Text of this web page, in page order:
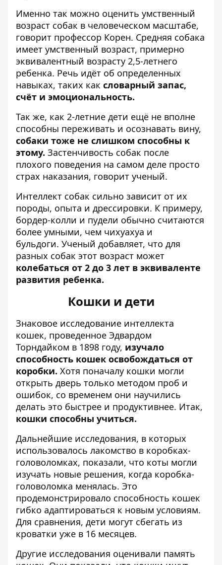
Именно так можно оценить умственный
возраст собак в человеческом масштабе,
говорит профессор Корен. Средняя собака
имеет умственный возраст, примерно
эквивалентный возрасту 2,5-летнего
ребенка. Речь идёт об определенных
навыках, таких как словарный запас,
счёт и эмоциональность.
Так же, как 2-летние дети ещё не вполне
способны переживать и осознавать вину,
собаки тоже не слишком способны к
этому. Застенчивость собак после
плохого поведения на самом деле просто
страх наказания, говорит ученый.
Интеллект собак сильно зависит от их
породы, опыта и дрессировки. К примеру,
бордер-колли и пудели обычно считаются
более умными, чем чихуахуа и
бульдоги. Ученый добавляет, что для
разных собак этот возраст может
колебаться от 2 до 3 лет в эквиваленте
развития ребенка.
Кошки и дети
Знаковое исследование интеллекта
кошек, проведенное Эдвардом
Торндайком в 1898 году, изучало
способность кошек освобождаться от
коробки. Хотя поначалу кошки могли
открыть дверь только методом проб и
ошибок, со временем они научились
делать это быстрее и продуктивнее. Итак,
кошки способны учиться.
Дальнейшие исследования, в которых
использовалось лакомство в коробках-
головоломках, показали, что коты могли
изучать новые решения, когда коробка-
головоломка менялась. Это
продемонстрировало способность кошек
гибко адаптироваться к новым условиям.
Для сравнения, дети могут сбегать из
кроватки уже в 16 месяцев.
Другие исследования оценивали память